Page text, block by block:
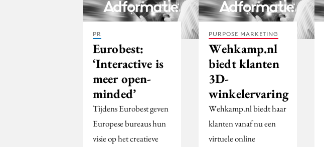
PR
Eurobest:
‘Interactive is
meer open-
minded’
Tijdens Eurobest geven
Europese bureaus hun
visie op het creatieve
PURPOSE MARKETING
Wehkamp.nl
biedt klanten
3D-
winkelervaring
Wehkamp.nl biedt haar
klanten vanaf nu een
virtuele online